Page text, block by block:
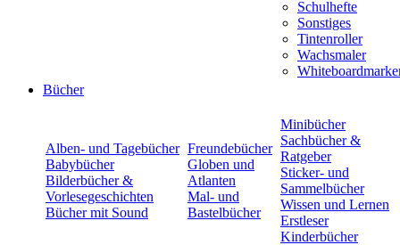
Schulhefte
Sonstiges
Tintenroller
Wachsmaler
Bücher
Alben- und Tagebücher
Babybücher
Bilderbücher &
Vorlesegeschichten
Bücher mit Sound
Freundebücher
Globen und
Atlanten
Mal- und
Bastelbücher
Minibücher
Sachbücher &
Ratgeber
Sticker- und
Sammelbücher
Wissen und Lernen
Erstleser
Kinderbücher